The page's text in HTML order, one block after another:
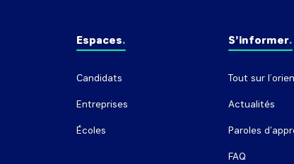
Espaces
Candidats
Entreprises
Écoles
S’informer
Tout sur
Actualités
Paroles
FAQ